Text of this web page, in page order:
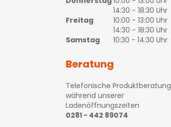
14:30 - 18:30 Uhr
Freitag
10:00 - 13:00 Uhr
14:30 - 18:30 Uhr
Samstag
10:30 - 14:30 Uhr
Beratung
Telefonische Produktberatung
während unserer
Ladenöffnungszeiten
0281 - 442 89074